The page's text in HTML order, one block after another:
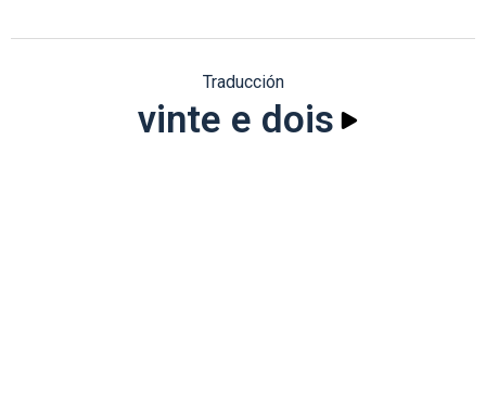
Traducción
vinte e dois